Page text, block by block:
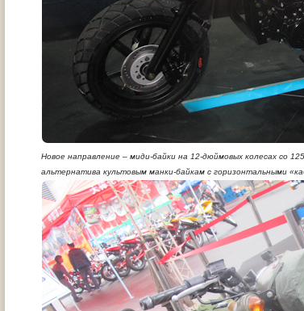
Новое направление – миди-байки на 12-дюймовых колесах со
альтернатива культовым манки-байкам с горизонтальными